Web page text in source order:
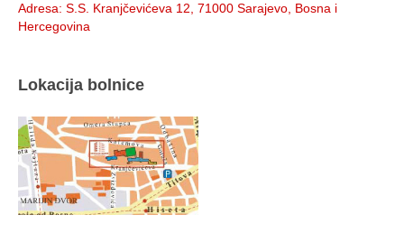
Adresa: S.S. Kranjčevićeva 12, 71000 Sarajevo, Bosna i
Hercegovina
Lokacija bolnice